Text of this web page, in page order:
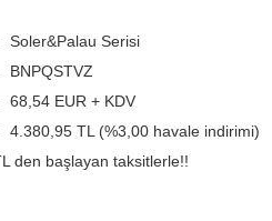
Soler&Palau Serisi
BNPQSTVZ
68,54 EUR + KDV
4.380,95 TL (%3,00 havale indirimi)
den başlayan taksitlerle!!